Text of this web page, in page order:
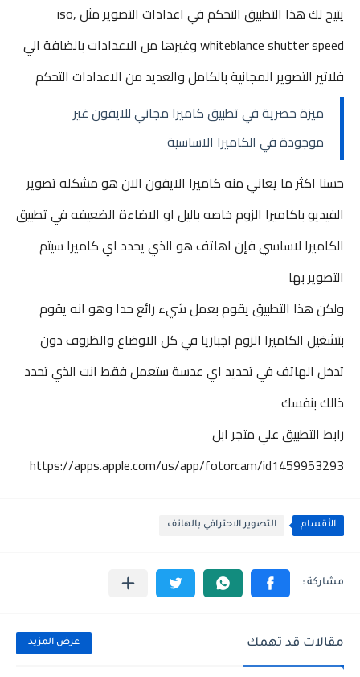
يتيح لك هذا التطبيق التحكم في اعدادات التصوير مثل iso,
whiteblance shutter speed وغيرها من الاعدادات بالضافة الي
فلاتير التصوير المجانية بالكامل والعديد من الاعدادات التحكم
ميزة حصرية في تطبيق كاميرا مجاني للايفون غير
موجودة في الكاميرا الاساسية
حسنا اكثر ما يعاني منه كاميرا الايفون الان هو مشكله تصوير
الفيديو باكاميرا الزوم خاصه باليل او الاضاءة الضعيفه في تطبيق
الكاميرا لاساسي فإن اهاتف هو الذي يحدد اي كاميرا سيتم
التصوير بها
ولكن هذا التطبيق يقوم بعمل شيء رائع حدا وهو انه يقوم
بتشغيل الكاميرا الزوم اجباريا في كل الاوضاع والظروف دون
تدخل الهاتف في تحديد اي عدسة ستعمل فقط انت الذي تحدد
ذالك بنفسك
رابط التطبيق علي متجر ابل
https://apps.apple.com/us/app/fotorcam/id1459953293
الأقسام التصوير الاحترافي بالهاتف
مقالات قد تهمك عرض المزيد